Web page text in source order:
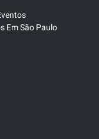
Em São Paulo